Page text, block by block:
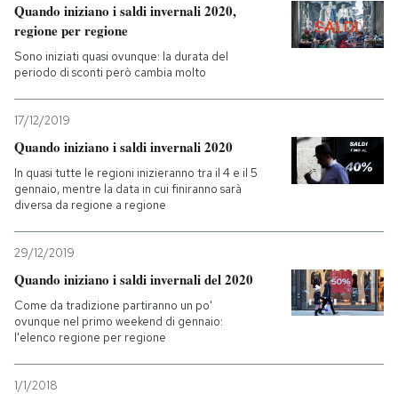
Quando iniziano i saldi invernali 2020,
regione per regione
Sono iniziati quasi ovunque: la durata del
periodo di sconti però cambia molto
17/12/2019
Quando iniziano i saldi invernali 2020
In quasi tutte le regioni inizieranno tra il 4 e il 5
gennaio, mentre la data in cui finiranno sarà
diversa da regione a regione
29/12/2019
Quando iniziano i saldi invernali del 2020
Come da tradizione partiranno un po'
ovunque nel primo weekend di gennaio:
l'elenco regione per regione
1/1/2018